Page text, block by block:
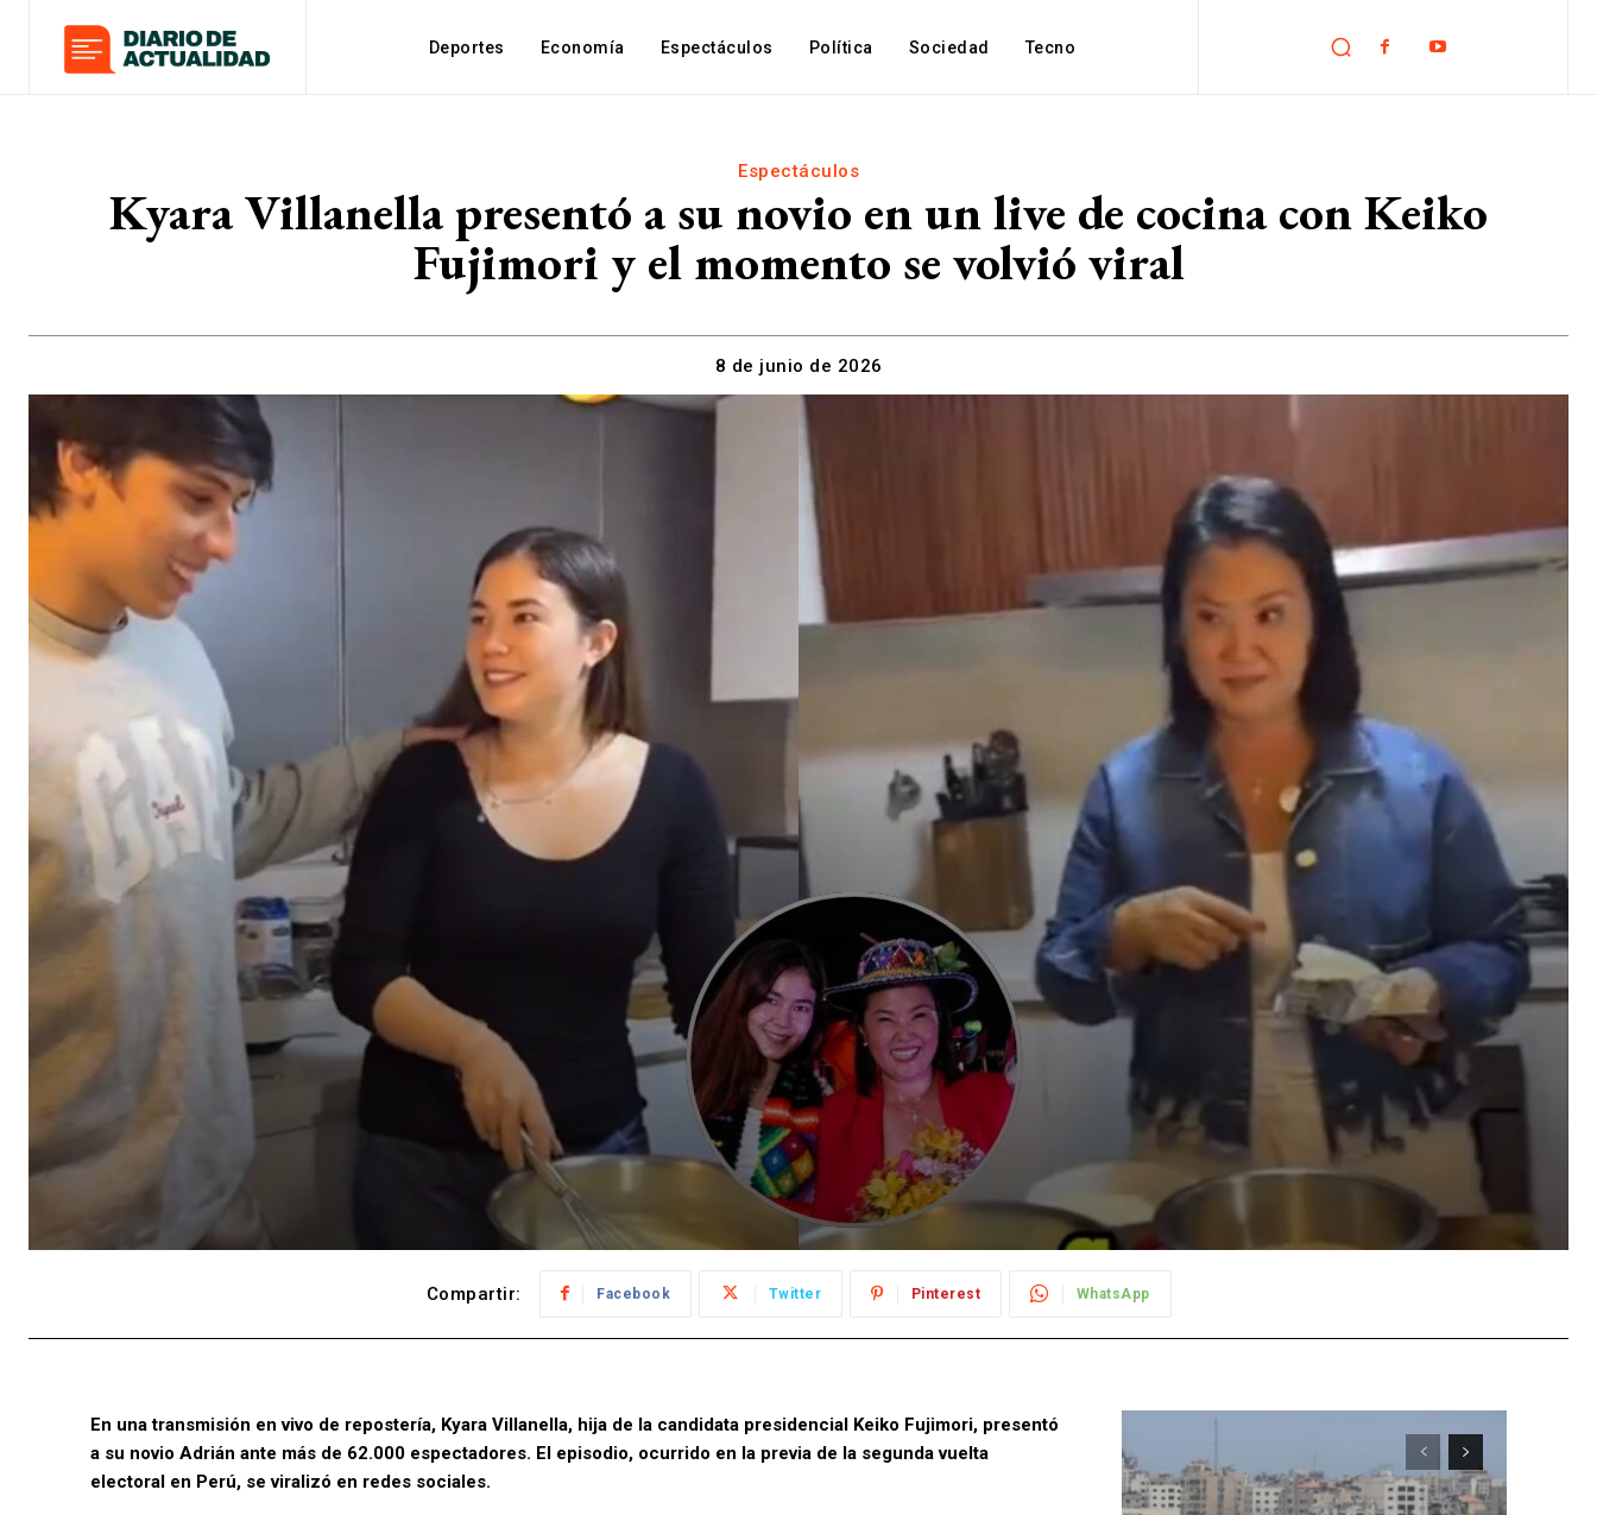
Deportes Economía Espectáculos Política Sociedad Tecno
Espectáculos
Kyara Villanella presentó a su novio en un live de cocina con Keiko
Fujimori y el momento se volvió viral
8 de junio de 2026
Compartir: Facebook Twitter Pinterest WhatsApp
En una transmisión en vivo de repostería, Kyara Villanella, hija de la candidata presidencial Keiko Fujimori, presentó
a su novio Adrián ante más de 62.000 espectadores. El episodio, ocurrido en la previa de la segunda vuelta
electoral en Perú, se viralizó en redes sociales.